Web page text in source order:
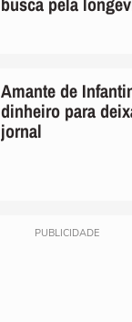
Amante de
dinheiro para
jornal
PUBLICIDADE